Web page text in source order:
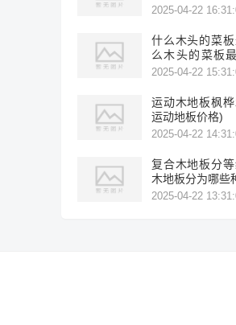
2025-04-22
什么木头的菜
么木头的菜板
裂)
2025-04-22
运动木地板枫
运动地板价格)
2025-04-22
复合木地板分
木地板分为哪些
2025-04-22